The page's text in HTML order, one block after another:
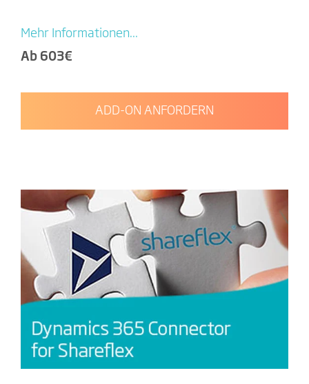
Mehr Informationen...
Ab 603€
ADD-ON ANFORDERN